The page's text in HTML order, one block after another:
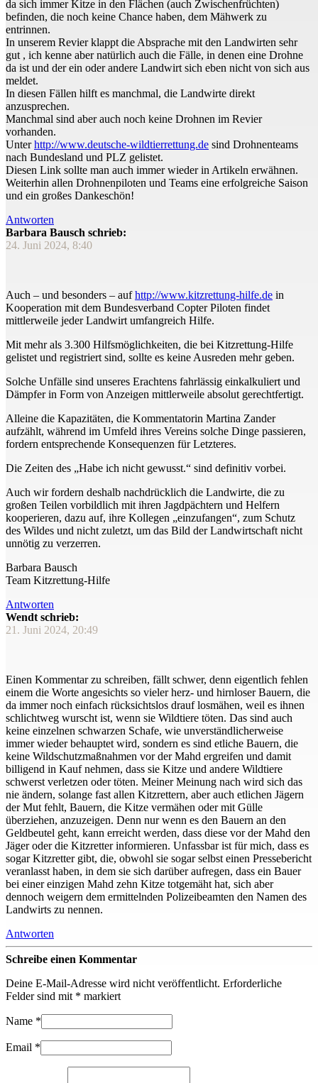
da sich immer Kitze in den Flächen (auch Zwischenfrüchten)
befinden, die noch keine Chance haben, dem Mähwerk zu
entrinnen.
In unserem Revier klappt die Absprache mit den Landwirten sehr
gut , ich kenne aber natürlich auch die Fälle, in denen eine Drohne
da ist und der ein oder andere Landwirt sich eben nicht von sich aus
meldet.
In diesen Fällen hilft es manchmal, die Landwirte direkt
anzusprechen.
Manchmal sind aber auch noch keine Drohnen im Revier
vorhanden.
Unterhttp://www.deutsche-wildtierrettung.de sind Drohnenteams
nach Bundesland und PLZ gelistet.
Diesen Link sollte man auch immer wieder in Artikeln erwähnen.
Weiterhin allen Drohnenpiloten und Teams eine erfolgreiche Saison
und ein großes Dankeschön!
Antworten
Barbara Bausch schrieb:
24. Juni 2024, 8:40
Auch – und besonders – aufhttp://www.kitzrettung-hilfe.de in
Kooperation mit dem Bundesverband Copter Piloten findet
mittlerweile jeder Landwirt umfangreich Hilfe.
Mit mehr als 3.300 Hilfsmöglichkeiten, die bei Kitzrettung-Hilfe
gelistet und registriert sind, sollte es keine Ausreden mehr geben.
Solche Unfälle sind unseres Erachtens fahrlässig einkalkuliert und
Dämpfer in Form von Anzeigen mittlerweile absolut gerechtfertigt.
Alleine die Kapazitäten, die Kommentatorin Martina Zander
aufzählt, während im Umfeld ihres Vereins solche Dinge passieren,
fordern entsprechende Konsequenzen für Letzteres.
Die Zeiten des „Habe ich nicht gewusst.“ sind definitiv vorbei.
Auch wir fordern deshalb nachdrücklich die Landwirte, die zu
großen Teilen vorbildlich mit ihren Jagdpächtern und Helfern
kooperieren, dazu auf, ihre Kollegen „einzufangen“, zum Schutz
des Wildes und nicht zuletzt, um das Bild der Landwirtschaft nicht
unnötig zu verzerren.
Barbara Bausch
Team Kitzrettung-Hilfe
Antworten
Wendt schrieb:
21. Juni 2024, 20:49
Einen Kommentar zu schreiben, fällt schwer, denn eigentlich fehlen
einem die Worte angesichts so vieler herz- und hirnloser Bauern, die
da immer noch einfach rücksichtslos drauf losmähen, weil es ihnen
schlichtweg wurscht ist, wenn sie Wildtiere töten. Das sind auch
keine einzelnen schwarzen Schafe, wie unverständlicherweise
immer wieder behauptet wird, sondern es sind etliche Bauern, die
keine Wildschutzmaßnahmen vor der Mahd ergreifen und damit
billigend in Kauf nehmen, dass sie Kitze und andere Wildtiere
schwerst verletzen oder töten. Meiner Meinung nach wird sich das
nie ändern, solange fast allen Kitzrettern, aber auch etlichen Jägern
der Mut fehlt, Bauern, die Kitze vermähen oder mit Gülle
überziehen, anzuzeigen. Denn nur wenn es den Bauern an den
Geldbeutel geht, kann erreicht werden, dass diese vor der Mahd den
Jäger oder die Kitzretter informieren. Unfassbar ist für mich, dass es
sogar Kitzretter gibt, die, obwohl sie sogar selbst einen Pressebericht
veranlasst haben, in dem sie sich darüber aufregen, dass ein Bauer
bei einer einzigen Mahd zehn Kitze totgemäht hat, sich aber
dennoch weigern dem ermittelnden Polizeibeamten den Namen des
Landwirts zu nennen.
Antworten
Schreibe einen Kommentar
Deine E-Mail-Adresse wird nicht veröffentlicht. Erforderliche
Felder sind mit * markiert
Name *
Email *